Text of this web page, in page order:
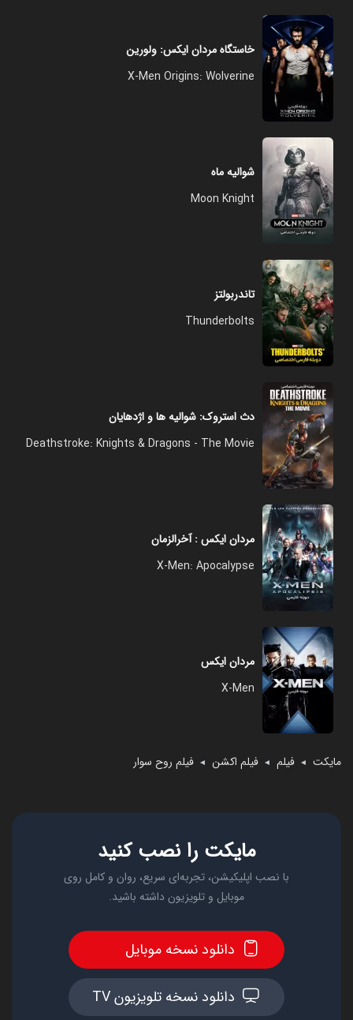
مایکت ◄ فیلم ◄ فیلم اکشن ◄ فیلم روح سوار
خاستگاه مردان ایکس: ولورین
X-Men Origins: Wolverine
شوالیه ماه
Moon Knight
تاندربولتز
Thunderbolts
دث استروک: شوالیه ها و اژدهایان
Deathstroke: Knights & Dragons - The Movie
مردان ایکس : آخرالزمان
X-Men: Apocalypse
مردان ایکس
X-Men
مایکت را نصب کنید
با نصب اپلیکیشن، تجربه‌ای سریع، روان و کامل روی
موبایل و تلویزیون داشته باشید.
دانلود نسخه موبایل
دانلود نسخه تلویزیون TV